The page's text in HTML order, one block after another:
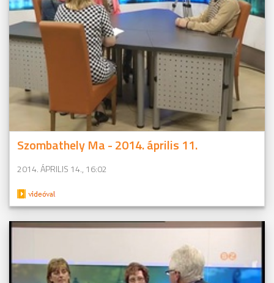
Szombathely Ma - 2014. április 11.
2014. ÁPRILIS 14., 16:02